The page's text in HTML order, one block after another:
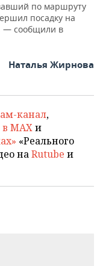
по маршруту
посадку на
— сообщили в
Наталья Жирнова
канал,
MAXи
«Реального
наRutube и